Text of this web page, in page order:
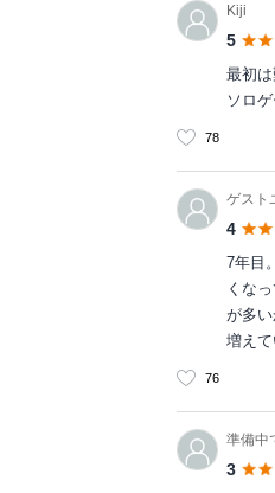
Kiji
5
最初
ソロ
78
ゲスト
4
7年目
くな
が多
増え
76
準備中
3